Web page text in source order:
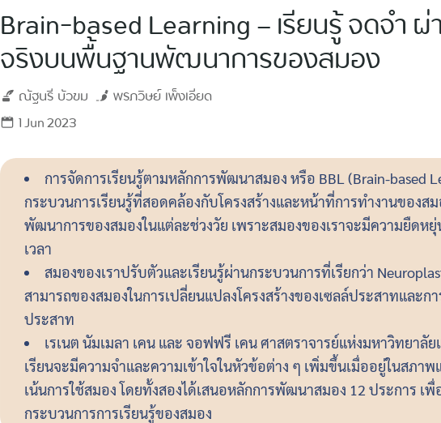
Brain-based Learning – เรียนรู้ จดจำ
จริงบนพื้นฐานพัฒนาการของสมอง
ณัฐนรีบัวขม พรภวิษย์เพ็งเอียด
1 Jun 2023
การจัดการเรียนรู้ตามหลักการพัฒนาสมอง หรือ BBL (Brain-based
กระบวนการเรียนรู้ที่สอดคล้องกับโครงสร้างและหน้าที่การทำงานของสม
พัฒนาการของสมองในแต่ละช่วงวัย เพราะสมองของเราจะมีความยืดห
เวลา
สมองของเราปรับตัวและเรียนรู้ผ่านกระบวนการที่เรียกว่า
สามารถของสมองในการเปลี่ยนแปลงโครงสร้างของเซลล์ประสาทและก
ประสาท
เรเนต นัมเมลา เคน และ จอฟฟรี เคน ศาสตราจารย์แห่งมหาวิทยาลั
เรียนจะมีความจำและความเข้าใจในหัวข้อต่าง ๆ เพิ่มขึ้นเมื่ออยู่ในสภา
เน้นการใช้สมอง โดยทั้งสองได้เสนอหลักการพัฒนาสมอง 12 ประการ เพื่
กระบวนการการเรียนรู้ของสมอง